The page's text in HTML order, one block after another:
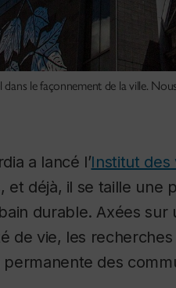
le façonnement de la ville.
a lancé l’Institut des
et déjà, il se taille une
durable. Axées
de vie, les
des